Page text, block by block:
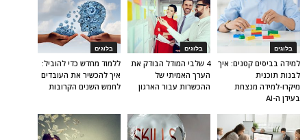
בלוגים
ללמוד מחדש כדי להוביל:
איך להכשיר את העובדים
לחמש השנים הקרובות
בלוגים
4 שלבי המודל הבודק את
הערך האמיתי של
ההכשרות עבור הארגון
בלוגים
למידה בביסים קטנים: איך
לבנות תוכנית
מיקרו-למידה מנצחת
בעידן ה-AI